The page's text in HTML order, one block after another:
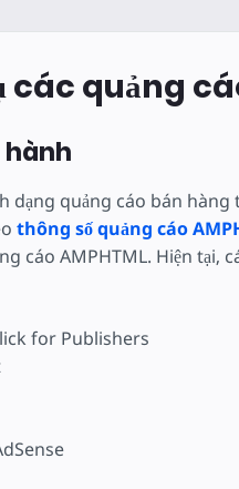
các quảng
dạng quảng cáo bán
thông số quảng cáo
cáo AMPHTML. Hiện tại,
for Publishers